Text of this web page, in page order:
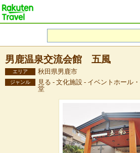
男鹿温泉交流会館 五風
エリア 秋田県男鹿市
ジャンル
見る - 文化施設 - イベントホール
堂